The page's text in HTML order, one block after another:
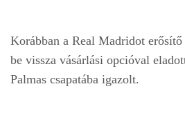
Korábban a Real Madridot erősítő
be vissza vásárlási opcióval
Palmas csapatába igazolt.